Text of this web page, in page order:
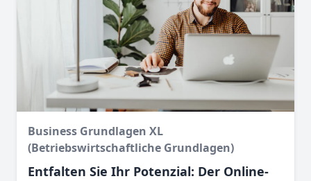
Business Grundlagen XL
(Betriebswirtschaftliche Grundlagen)
Entfalten Sie Ihr Potenzial: Der Online-